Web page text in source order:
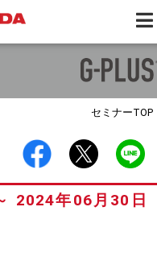
セミナーTOP
2024年06月30日